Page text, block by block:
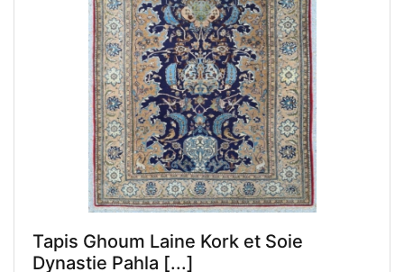
Tapis Ghoum Laine Kork et Soie
Dynastie Pahla [...]